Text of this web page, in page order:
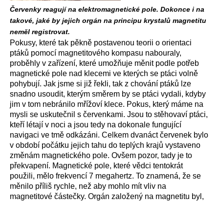
Červenky reagují na elektromagnetické pole. Dokonce i na
takové, jaké by jejich orgán na principu krystalů magnetitu
neměl registrovat.
Pokusy, které tak pěkně postavenou teorii o orientaci
ptáků pomocí magnetitového kompasu nabouraly,
proběhly v zařízení, které umožňuje měnit podle potřeb
magnetické pole nad klecemi ve kterých se ptáci volně
pohybují. Jak jsme si již řekli, tak z chování ptáků lze
snadno usoudit, kterým směrem by se ptáci vydali, kdyby
jim v tom nebránilo mřížoví klece. Pokus, který máme na
mysli se uskutečnil s červenkami. Jsou to stěhovaví ptáci,
kteří létají v noci a jsou tedy na dokonale fungující
navigaci ve tmě odkázáni. Celkem dvanáct červenek bylo
v období počátku jejich tahu do teplých krajů vystaveno
změnám magnetického pole. Ovšem pozor, tady je to
překvapení. Magnetické pole, které vědci tentokrát
použili, mělo frekvencí 7 megahertz. To znamená, že se
měnilo příliš rychle, než aby mohlo mít vliv na
magnetitové částečky. Orgán založený na magnetitu byl,